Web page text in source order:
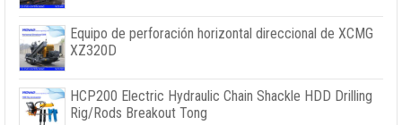
Equipo de perforación horizontal direccional de XCMG
XZ320D
HCP200 Electric Hydraulic Chain Shackle HDD Drilling
Rig/Rods Breakout Tong